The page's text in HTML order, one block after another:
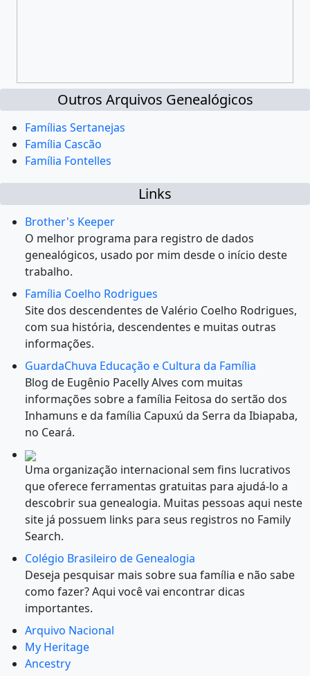
Outros Arquivos Genealógicos
Famílias Sertanejas
Família Cascão
Família Fontelles
Links
Brother's Keeper
O melhor programa para registro de dados
genealógicos, usado por mim desde o início deste
trabalho.
Família Coelho Rodrigues
Site dos descendentes de Valério Coelho Rodrigues,
com sua história, descendentes e muitas outras
informações.
GuardaChuva Educação e Cultura da Família
Blog de Eugênio Pacelly Alves com muitas
informações sobre a família Feitosa do sertão dos
Inhamuns e da família Capuxú da Serra da Ibiapaba,
no Ceará.
Uma organização internacional sem fins lucrativos
que oferece ferramentas gratuitas para ajudá-lo a
descobrir sua genealogia. Muitas pessoas aqui neste
site já possuem links para seus registros no Family
Search.
Colégio Brasileiro de Genealogia
Deseja pesquisar mais sobre sua família e não sabe
como fazer? Aqui você vai encontrar dicas
importantes.
Arquivo Nacional
My Heritage
Ancestry